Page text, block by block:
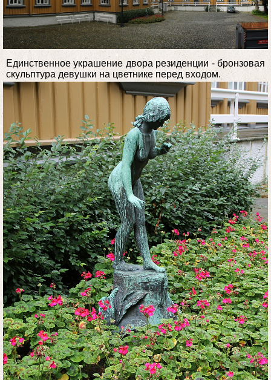
Единственное украшение двора резиденции - бронзовая
скульптура девушки на цветнике перед входом.